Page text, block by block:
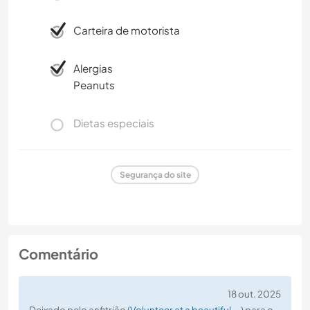
Carteira de motorista
Alergias
Peanuts
Dietas especiais
Segurança do site
Comentário
18 out. 2025